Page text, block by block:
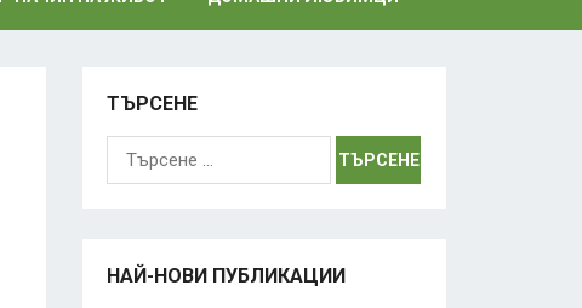
ТЪРСЕНЕ
Търсене
НАЙ-НОВИ ПУБЛИКАЦИИ